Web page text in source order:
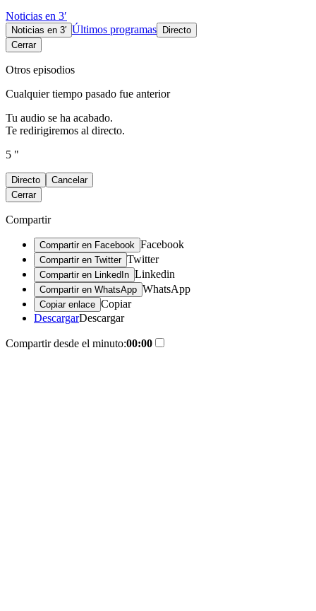
Noticias en 3′
Noticias en 3′ Últimos programas
Directo
Cerrar
Otros episodios
Cualquier tiempo pasado fue anterior
Tu audio se ha acabado.
Te redirigiremos al directo.
5 "
Directo
Cancelar
Cerrar
Compartir
Compartir en Facebook Facebook
Compartir en Twitter Twitter
Compartir en LinkedIn Linkedin
Compartir en WhatsApp WhatsApp
Copiar enlace Copiar
DescargarDescargar
Compartir desde el minuto:00:00